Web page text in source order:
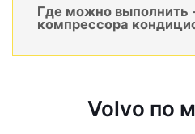
Где можно
компрессора
Volvo по